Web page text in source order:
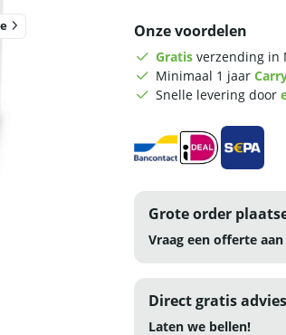
met
motor
140
230V
-
Onze voordelen
Gratis verzending in
Minimaal 1 jaar
Snelle levering door
Grote order
Vraag een offerte aan
Direct gratis advies
Laten we bellen!